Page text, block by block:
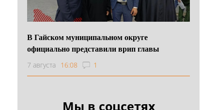
В Гайском муниципальном округе
официально представили врип главы
7 августа 16:08 1
Мы в соцсетях